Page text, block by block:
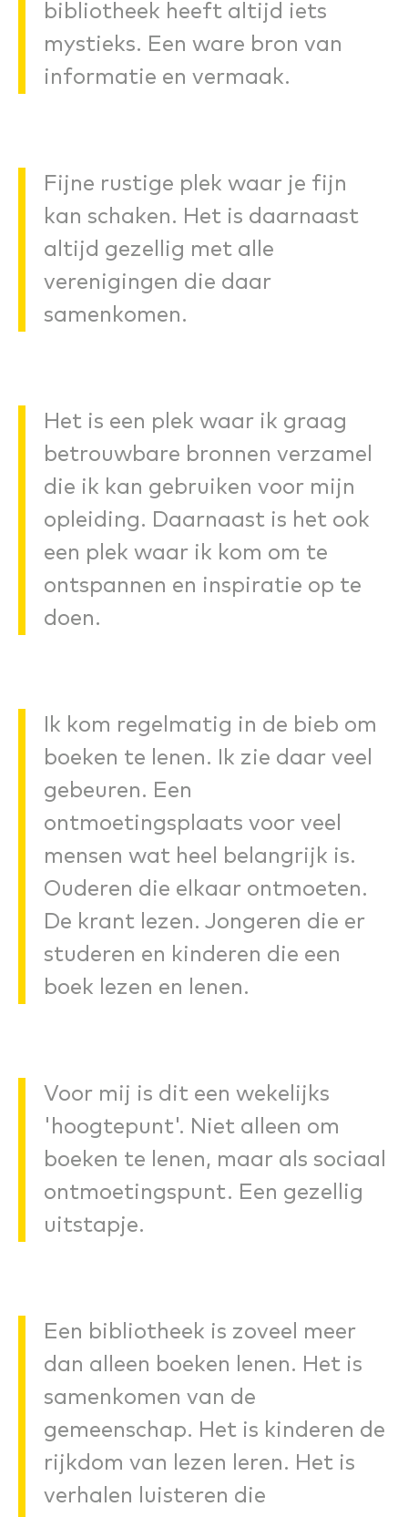
bibliotheek heeft altijd iets
mystieks. Een ware bron van
informatie en vermaak.
Fijne rustige plek waar je fijn
kan schaken. Het is daarnaast
altijd gezellig met alle
verenigingen die daar
samenkomen.
Het is een plek waar ik graag
betrouwbare bronnen verzamel
die ik kan gebruiken voor mijn
opleiding. Daarnaast is het ook
een plek waar ik kom om te
ontspannen en inspiratie op te
doen.
Ik kom regelmatig in de bieb om
boeken te lenen. Ik zie daar veel
gebeuren. Een
ontmoetingsplaats voor veel
mensen wat heel belangrijk is.
Ouderen die elkaar ontmoeten.
De krant lezen. Jongeren die er
studeren en kinderen die een
boek lezen en lenen.
Voor mij is dit een wekelijks
'hoogtepunt'. Niet alleen om
boeken te lenen, maar als sociaal
ontmoetingspunt. Een gezellig
uitstapje.
Een bibliotheek is zoveel meer
dan alleen boeken lenen. Het is
samenkomen van de
gemeenschap. Het is kinderen de
rijkdom van lezen leren. Het is
verhalen luisteren die